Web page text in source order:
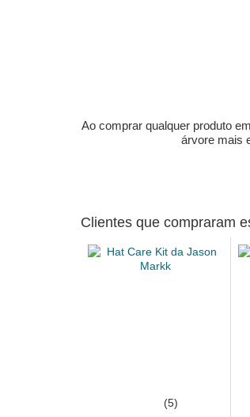
Ao comprar qualquer produto
árvore mais
Clientes que compraram
(5)